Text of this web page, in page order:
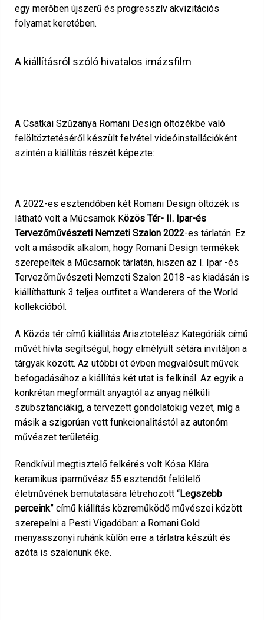
egy merőben újszerű és progresszív akvizitációs
folyamat keretében.
A kiállításról szóló hivatalos imázsfilm
A Csatkai Szűzanya Romani Design öltözékbe való
felöltöztetéséről készült felvétel videóinstallációként
szintén a kiállítás részét képezte:
A 2022-es esztendőben két Romani Design öltözék is
látható volt a Műcsarnok Közös Tér- II. Ipar-és
Tervezőművészeti Nemzeti Szalon 2022-es tárlatán. Ez
volt a második alkalom, hogy Romani Design termékek
szerepeltek a Műcsarnok tárlatán, hiszen az I. Ipar -és
Tervezőművészeti Nemzeti Szalon 2018 -as kiadásán is
kiállíthattunk 3 teljes outfitet a Wanderers of the World
kollekcióból.
A Közös tér című kiállítás Arisztotelész Kategóriák című
művét hívta segítségül, hogy elmélyült sétára invitáljon a
tárgyak között. Az utóbbi öt évben megvalósult művek
befogadásához a kiállítás két utat is felkínál. Az egyik a
konkrétan megformált anyagtól az anyag nélküli
szubsztanciákig, a tervezett gondolatokig vezet, míg a
másik a szigorúan vett funkcionalitástól az autonóm
művészet területéig.
Rendkívül megtisztelő felkérés volt Kósa Klára
keramikus iparművész 55 esztendőt felölelő
életművének bemutatására létrehozott “Legszebb
perceink” című kiállítás közreműködő művészei között
szerepelni a Pesti Vigadóban: a Romani Gold
menyasszonyi ruhánk külön erre a tárlatra készült és
azóta is szalonunk éke.